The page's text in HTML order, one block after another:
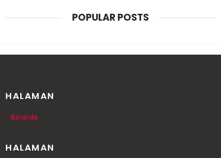
POPULAR POSTS
HALAMAN
Beranda
HALAMAN